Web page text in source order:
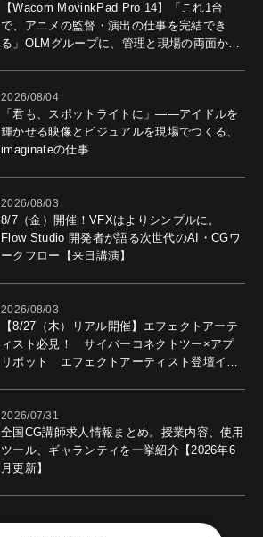
【Wacom MovinkPad Pro 14】「これ1台
で、アニメの監督・演出の仕事を完結でき
る」OLMグループに、管理と現場の両面から
2026/08/04
「君も、スポットライトに」――アイドルを
輝かせる映像とビジュアルを現場でつくる、
imaginateの仕事
2026/08/03
8/7（金）開催！VFXはよりシンプルに。
Flow Studio 開発者が語る次世代のAI・CGワ
ークフロー【来日講演】
2026/08/03
【8/27（木）リアル開催】エフェクトアーテ
ィスト必見！ サイバーコネクトツー×アプ
リボット エフェクトアーティスト登壇イベ
2026/07/31
全国CG講師求人情報まとめ。授業内容、使用
ツール、ギャランティを一挙紹介【2026年6
月更新】